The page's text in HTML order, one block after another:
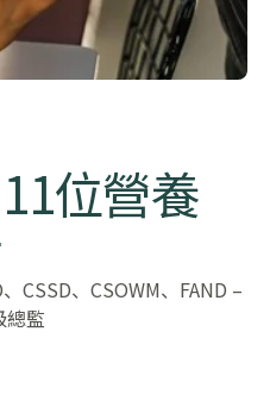
位營養
CSSD、CSOWM、FAND –
總監